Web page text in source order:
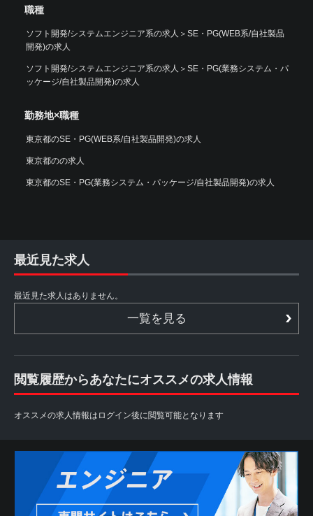
職種
ソフト開発/システムエンジニア系の求人 ＞ SE・PG(WEB系/自社製品
開発)の求人
ソフト開発/システムエンジニア系の求人 ＞ SE・PG(業務システム・パ
ッケージ/自社製品開発)の求人
勤務地×職種
東京都のSE・PG(WEB系/自社製品開発)の求人
東京都のの求人
東京都のSE・PG(業務システム・パッケージ/自社製品開発)の求人
最近見た求人
最近見た求人はありません。
一覧を見る
閲覧履歴からあなたにオススメの求人情報
オススメの求人情報はログイン後に閲覧可能となります